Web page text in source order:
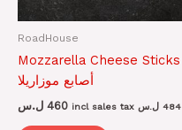
RoadHouse
Mozzarella Cheese Sticks
أصابع موزاريلا
460 ل.س incl sales tax 484 ل.س